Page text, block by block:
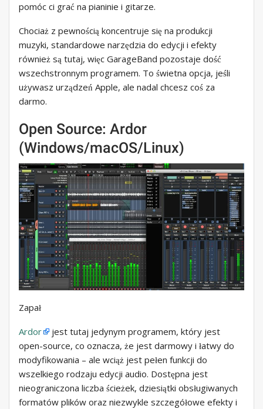
pomóc ci grać na pianinie i gitarze.
Chociaż z pewnością koncentruje się na produkcji
muzyki, standardowe narzędzia do edycji i efekty
również są tutaj, więc GarageBand pozostaje dość
wszechstronnym programem. To świetna opcja, jeśli
używasz urządzeń Apple, ale nadal chcesz coś za
darmo.
Open Source: Ardor
(Windows/macOS/Linux)
Zapał
Ardor
jest tutaj jedynym programem, który jest
open-source, co oznacza, że ​​jest darmowy i łatwy do
modyfikowania – ale wciąż jest pełen funkcji do
wszelkiego rodzaju edycji audio. Dostępna jest
nieograniczona liczba ścieżek, dziesiątki obsługiwanych
formatów plików oraz niezwykle szczegółowe efekty i